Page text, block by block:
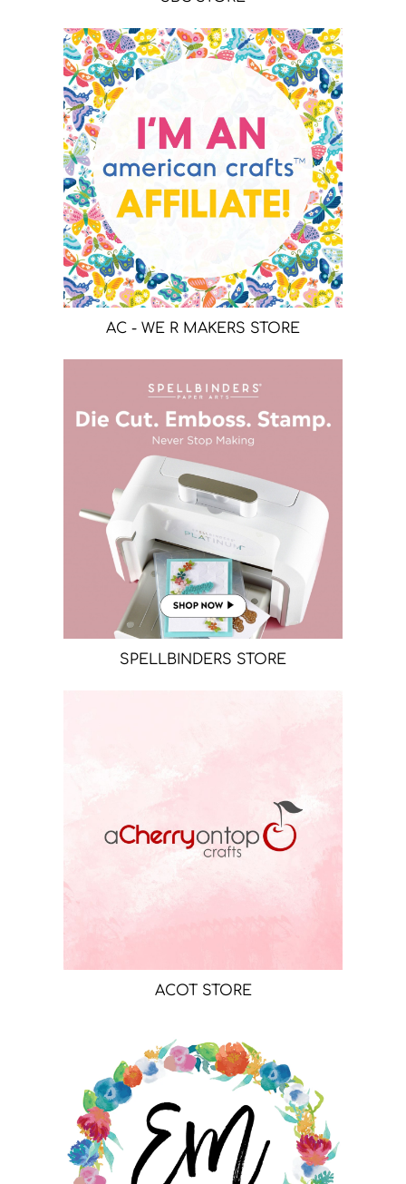
AC - WE R MAKERS STORE
SPELLBINDERS STORE
ACOT STORE